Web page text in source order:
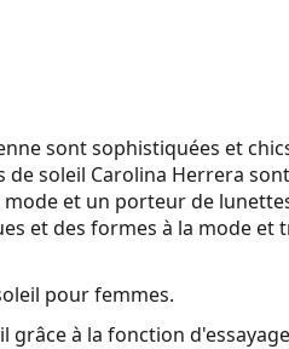
sont sophistiquées et
soleil Carolina Herrera
et un porteur de
et des formes à la mode et
pour femmes.
grâce à la fonction